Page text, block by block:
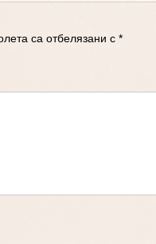
са отбелязани с *